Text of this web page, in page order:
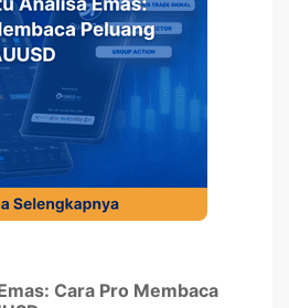
Cara Pro Membaca